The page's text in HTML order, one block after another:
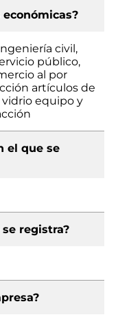
civil,
público,
al por
artículos de
equipo y
el que se
registra?